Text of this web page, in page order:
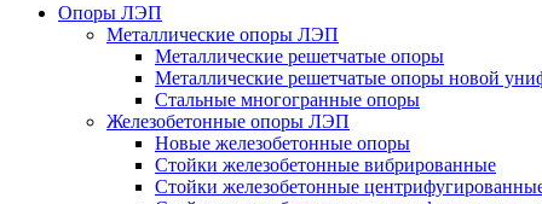
Опоры ЛЭП
Металлические опоры ЛЭП
Металлические решетчатые опоры
Металлические решетчатые опоры новой
Стальные многогранные опоры
Железобетонные опоры ЛЭП
Новые железобетонные опоры
Стойки железобетонные вибрированные
Стойки железобетонные